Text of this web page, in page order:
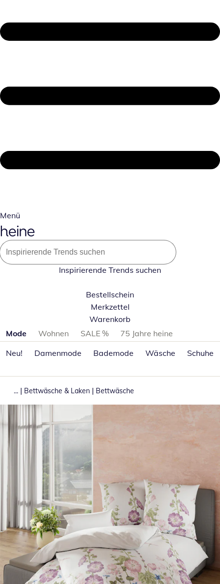
Menü
Inspirierende Trends suchen
Bestellschein
Merkzettel
Warenkorb
Produktkategorien überspringen
Mode Wohnen SALE %
75 Jahre heine
Neu!
Damenmode Bademode Wäsche Schuhe
... | Bettwäsche & Laken | Bettwäsche